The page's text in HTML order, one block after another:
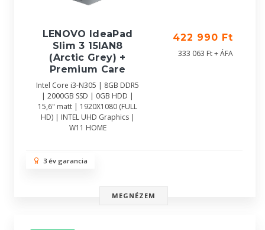
LENOVO IdeaPad
Slim 3 15IAN8
(Arctic Grey) +
Premium Care
Intel Core i3-N305 | 8GB DDR5
| 2000GB SSD | 0GB HDD |
15,6" matt | 1920X1080 (FULL
HD) | INTEL UHD Graphics |
W11 HOME
422 990 Ft
333 063 Ft + ÁFA
3 év garancia
MEGNÉZEM